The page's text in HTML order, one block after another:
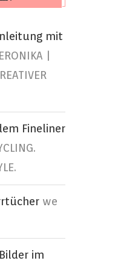
mit
|
Fineliner
we
im